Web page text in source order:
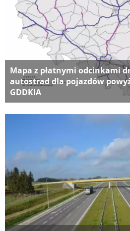
Mapa z płatnymi odcinkami
autostrad dla pojazdów
GDDKIA